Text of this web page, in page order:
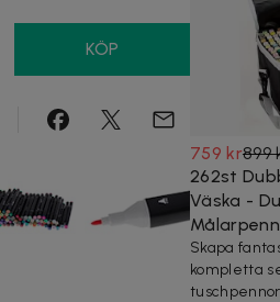
KÖP
759 kr899
262st
Väska -
Skapa
kompletta